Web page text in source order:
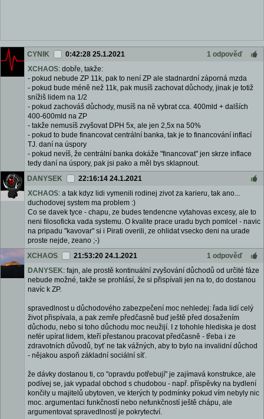
CYNIK 0:42:28 25.1.2021
1 odpověď
XCHAOS: dobře, takže:
- pokud nebude ZP 11k, pak to není ZP ale stadnardní záporná mzda
- pokud bude méně než 11k, pak musíš zachovat důchody, jinak je totiž
snížiš lidem na 1/2
- pokud zachováš důchody, musíš na ně vybrat cca. 400mld + dalších
400-600mld na ZP
- takže nemusíš zvyšovat DPH 5x, ale jen 2,5x na 50%
- pokud to bude financovat centrální banka, tak je to financování inflací
TJ. daní na úspory
- pokud nevíš, že centrální banka dokáže "financovat" jen skrze inflace
tedy daní na úspory, pak jsi pako a měl bys sklapnout.
DANYSEK
22:16:14 24.1.2021
XCHAOS: a tak kdyz lidi vymenili rodinej zivot za karieru, tak ano...
duchodovej system ma problem :)
Co se davek tyce - chapu, ze budes tendencne vytahovas excesy, ale to
neni filosoficka vada systemu. O kvalite prace uradu bych pomlcel - navic
na pripadu "kavovar" si i Pirati overili, ze ohlidat vsecko deni na urade
proste nejde, zeano ;-)
XCHAOS
21:53:20 24.1.2021
1 odpověď
DANYSEK: fajn, ale prostě kontinuální zvyšování důchodů od určité fáze
nebude možné, takže se prohlásí, že si přispívali jen na to, do dostanou
navíc k ZP.
spravedlnost u důchodového zabezpečení moc nehledej: řada lidí celý
život přispívala, a pak zemře předčasně buď ještě před dosažením
důchodu, nebo si toho důchodu moc neužijí. I z tohohle hlediska je dost
nefér upírat lidem, kteří přestanou pracovat předčasně - třeba i ze
zdravotních důvodů, byť ne tak vážných, aby to bylo na invalidní důchod
- nějakou aspoň základní sociální síť.
že dávky dostanou ti, co "opravdu potřebují" je zajímavá konstrukce, ale
podívej se, jak vypadal obchod s chudobou - např. příspěvky na bydlení
končily u majitelů ubytoven, ve kterých ty podmínky pokud vím nebyly nic
moc. argumentaci funkčností nebo nefunkčností ještě chápu, ale
argumentovat spravedlností je pokrytectví.